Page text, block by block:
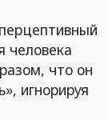
человека
что он
игнорируя